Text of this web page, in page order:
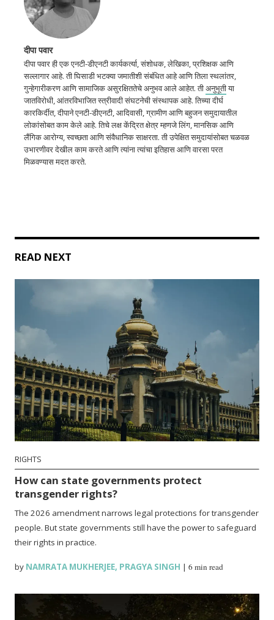
दीपा पवार
दीपा पवार ही एक एनटी-डीएनटी कार्यकर्त्या, संशोधक, लेखिका, प्रशिक्षक आणि
सल्लागार आहे. ती घिसाडी भटक्या जमातीशी संबंधित आहे आणि तिला स्थलांतर,
गुन्हेगारीकरण आणि सामाजिक असुरक्षिततेचे अनुभव आले आहेत. तीअनुभूतीया
जातविरोधी, आंतरविभाजित स्त्रीवादी संघटनेची संस्थापक आहे. तिच्या दीर्घ
कारकिर्दीत, दीपाने एनटी-डीएनटी, आदिवासी, ग्रामीण आणि बहुजन समुदायातील
लोकांसोबत काम केले आहे. तिचे लक्ष केंद्रित क्षेत्र म्हणजे लिंग, मानसिक आणि
लैंगिक आरोग्य, स्वच्छता आणि संवैधानिक साक्षरता. ती उपेक्षित समुदायांसोबत चळवळ
उभारणीवर देखील काम करते आणि त्यांना त्यांचा इतिहास आणि वारसा परत
मिळवण्यास मदत करते.
READ NEXT
RIGHTS
How can state governments protect
transgender rights?
The 2026 amendment narrows legal protections for transgender
people. But state governments still have the power to safeguard
their rights in practice.
by NAMRATA MUKHERJEE, PRAGYA SINGH |6 min read